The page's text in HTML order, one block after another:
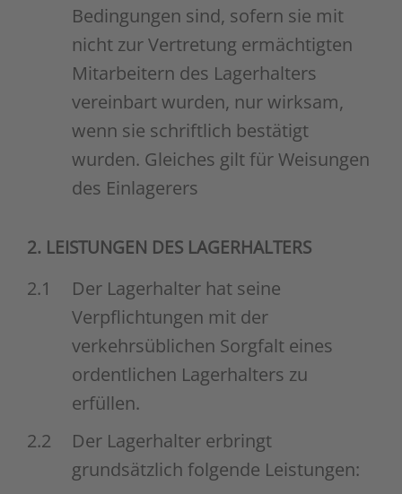
Bedingungen sind, sofern sie mit
nicht zur Vertretung ermächtigten
Mitarbeitern des Lagerhalters
vereinbart wurden, nur wirksam,
wenn sie schriftlich bestätigt
wurden. Gleiches gilt für Weisungen
des Einlagerers
2. LEISTUNGEN DES LAGERHALTERS
2.1
Der Lagerhalter hat seine
Verpflichtungen mit der
verkehrsüblichen Sorgfalt eines
ordentlichen Lagerhalters zu
erfüllen.
2.2
Der Lagerhalter erbringt
grundsätzlich folgende Leistungen: